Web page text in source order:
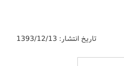
تاریخ انتشار: 1393/12/13